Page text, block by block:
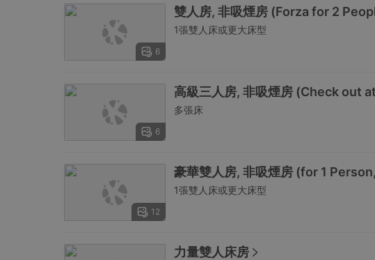
6
雙人房, 非吸煙房 (Forza for 2
1張雙人床或更大床型
6
高級三人房, 非吸煙房 (Check out
多張床
12
豪華雙人房, 非吸煙房 (for 1
1張雙人床或更大床型
力量雙人床房